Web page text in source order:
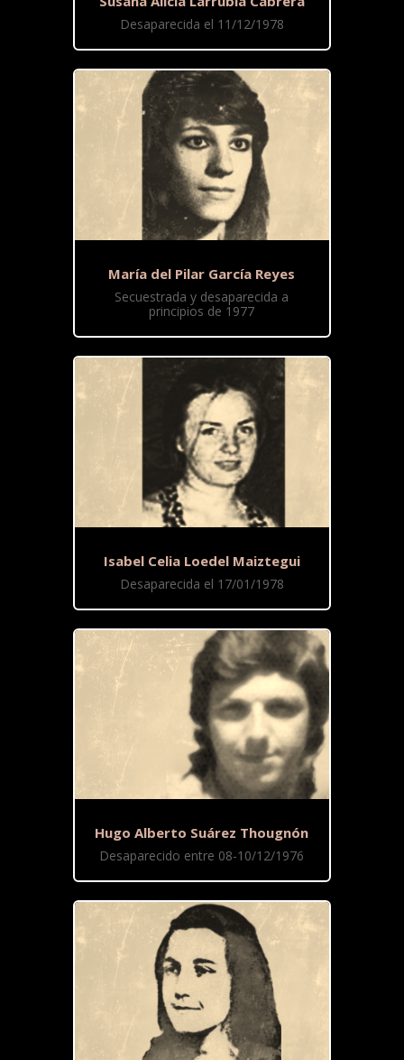
Desaparecida el 11/12/1978
María del Pilar García Reyes
Secuestrada y desaparecida a
principios de 1977
Isabel Celia Loedel Maiztegui
Desaparecida el 17/01/1978
Hugo Alberto Suárez Thougnón
Desaparecido entre 08-10/12/1976